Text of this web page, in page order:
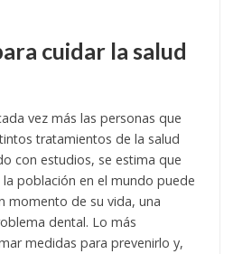
cuidar la salud
vez más las personas que
tratamientos de la salud
con estudios, se estima que
la población en el mundo puede
momento de su vida, una
dental. Lo más
medidas para prevenirlo y,